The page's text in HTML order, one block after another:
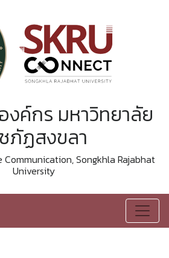
งค์กร มหาวิทยาลัย
ภัฏสงขลา
Songkhla Rajabhat
University